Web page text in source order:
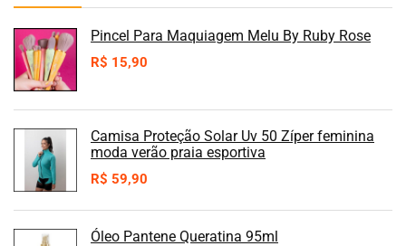
Pincel Para Maquiagem Melu By Ruby Rose
R$ 15,90
Camisa Proteção Solar Uv 50 Zíper feminina
moda verão praia esportiva
R$ 59,90
Óleo Pantene Queratina 95ml